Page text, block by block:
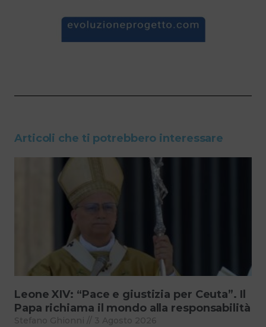
Articoli che ti potrebbero interessare
Leone XIV: “Pace e giustizia per Ceuta”. Il
Papa richiama il mondo alla responsabilità
Stefano Ghionni 3 Agosto 2026